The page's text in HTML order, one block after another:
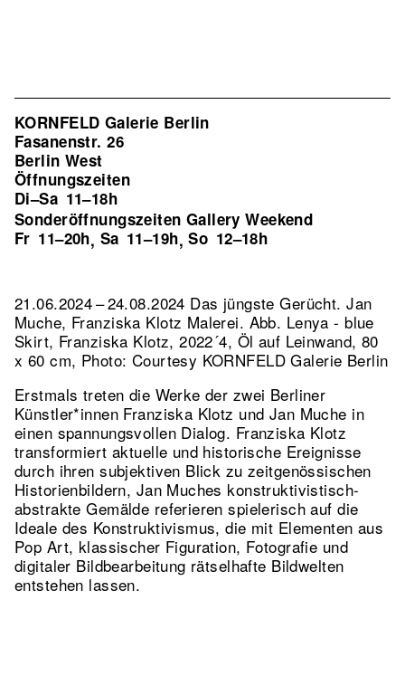
KORNFELD Galerie Berlin
Fasanenstr. 26
Berlin West
Öffnungszeiten
Di–Sa 11–18h
Sonderöffnungszeiten Gallery Weekend
Fr 11–20h, Sa 11–19h,So 12–18h
21.06.2024 – 24.08.2024 Das jüngste Gerücht. Jan
Muche, Franziska Klotz Malerei. Abb. Lenya - blue
Skirt, Franziska Klotz, 2022´4, Öl auf Leinwand, 80
x 60 cm, Photo: Courtesy KORNFELD Galerie Berlin
Erstmals treten die Werke der zwei Berliner
Künstler*innen Franziska Klotz und Jan Muche in
einen spannungsvollen Dialog. Franziska Klotz
transformiert aktuelle und historische Ereignisse
durch ihren subjektiven Blick zu zeitgenössischen
Historienbildern, Jan Muches konstruktivistisch-
abstrakte Gemälde referieren spielerisch auf die
Ideale des Konstruktivismus, die mit Elementen aus
Pop Art, klassischer Figuration, Fotografie und
digitaler Bildbearbeitung rätselhafte Bildwelten
entstehen lassen.